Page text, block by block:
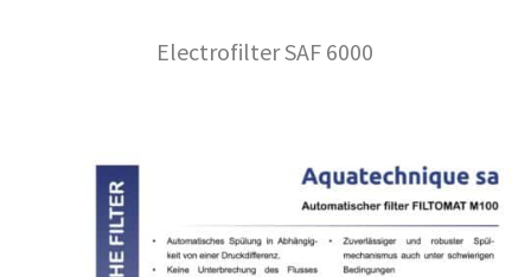
Electrofilter SAF 6000